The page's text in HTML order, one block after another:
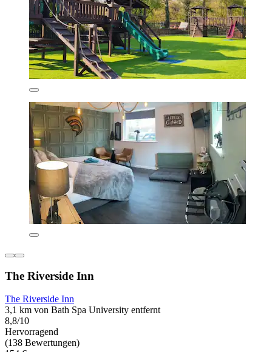
The Riverside Inn
The Riverside Inn
3,1 km von Bath Spa University entfernt
8,8/10
Hervorragend
(138 Bewertungen)